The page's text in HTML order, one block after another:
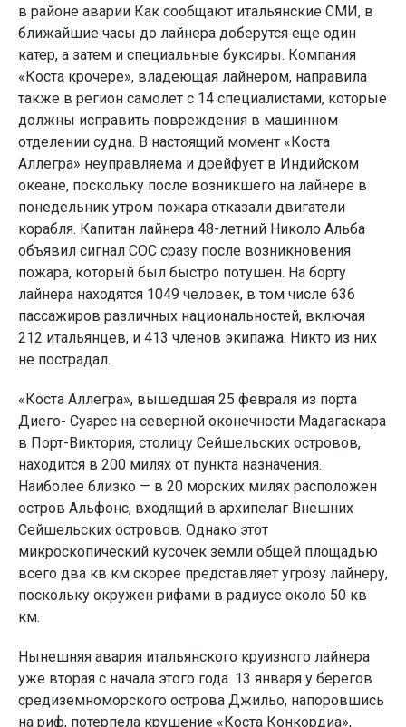
в районе аварии Как сообщают итальянские СМИ, в
ближайшие часы до лайнера доберутся еще один
катер, а затем и специальные буксиры. Компания
«Коста крочере», владеющая лайнером, направила
также в регион самолет с 14 специалистами, которые
должны исправить повреждения в машинном
отделении судна. В настоящий момент «Коста
Аллегра» неуправляема и дрейфует в Индийском
океане, поскольку после возникшего на лайнере в
понедельник утром пожара отказали двигатели
корабля. Капитан лайнера 48-летний Николо Альба
объявил сигнал СОС сразу после возникновения
пожара, который был быстро потушен. На борту
лайнера находятся 1049 человек, в том числе 636
пассажиров различных национальностей, включая
212 итальянцев, и 413 членов экипажа. Никто из них
не пострадал.
«Коста Аллегра», вышедшая 25 февраля из порта
Диего- Суарес на северной оконечности Мадагаскара
в Порт-Виктория, столицу Сейшельских островов,
находится в 200 милях от пункта назначения.
Наиболее близко — в 20 морских милях расположен
остров Альфонс, входящий в архипелаг Внешних
Сейшельских островов. Однако этот
микроскопический кусочек земли общей площадью
всего два кв км скорее представляет угрозу лайнеру,
поскольку окружен рифами в радиусе около 50 кв
км.
Нынешняя авария итальянского круизного лайнера
уже вторая с начала этого года. 13 января у берегов
средиземноморского острова Джильо, напоровшись
на риф, потерпела крушение «Коста Конкордиа»,